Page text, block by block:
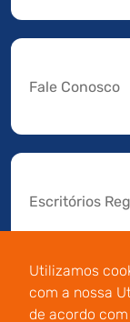
Utilizamos
com a nossa
de acordo
Fale Conosco
Escritórios
Av. Manoel da